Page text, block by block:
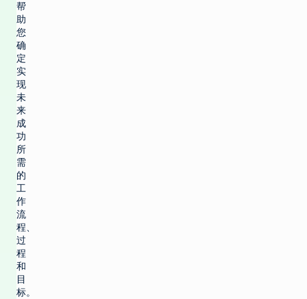
帮
助
您
确
定
实
现
未
来
成
功
所
需
的
工
作
流
程、
过
程
和
目
标。